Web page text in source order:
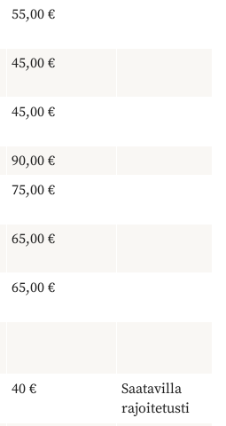
55,00 €
45,00 €
45,00 €
90,00 €
75,00 €
65,00 €
65,00 €
40 €
Saatavilla
rajoitetusti